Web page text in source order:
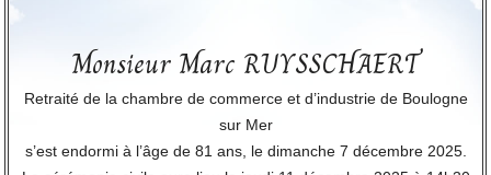
Monsieur Marc RUYSSCHAERT
Retraité de la chambre de commerce et d’industrie de Boulogne
sur Mer
s’est endormi à l’âge de 81 ans, le dimanche 7 décembre 2025.